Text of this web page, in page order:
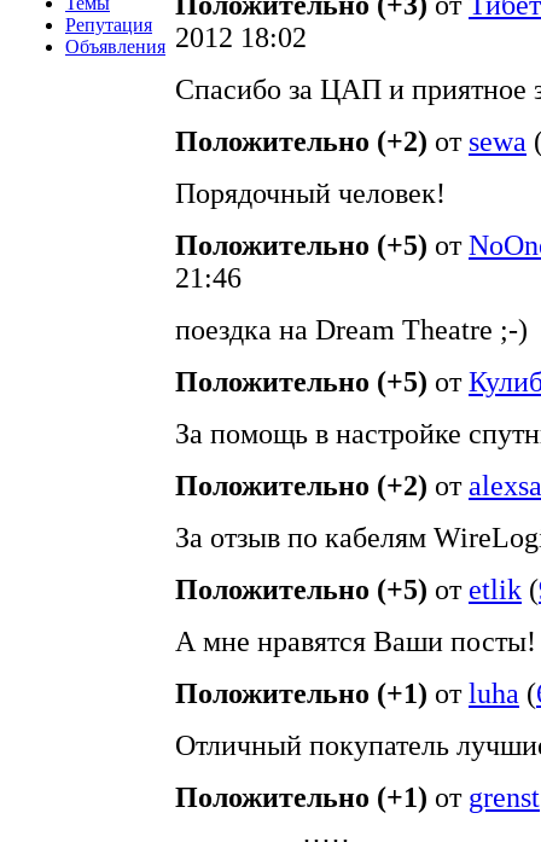
Репутация
Объявления 2012 18:02
Спасибо за ЦАП и приятное
Положительно (+2) от sewa
Порядочный человек!
Положительно (+5) от
21:46
поездка на Dream Theatre ;-)
Положительно (+5) от
За помощь в настройке
Положительно (+2) от
За отзыв по кабелям
Положительно (+5) от etlik (
А мне нравятся Ваши посты!
Положительно (+1) отluha (
Отличный покупатель
Положительно (+1) от grenst